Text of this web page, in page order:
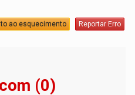
ao esquecimento Reportar Erro
(0)